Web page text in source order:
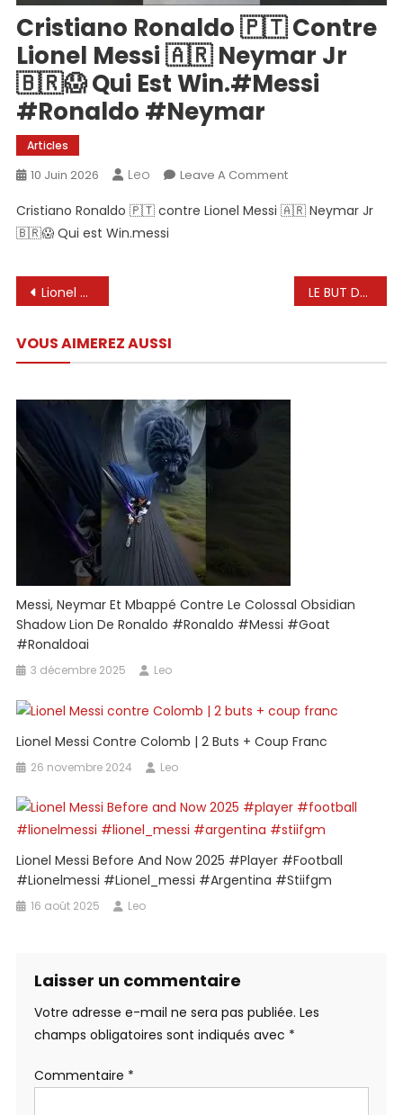
Cristiano Ronaldo 🇵🇹 Contre
Lionel Messi 🇦🇷 Neymar Jr
🇧🇷😱 Qui Est Win.#messi
#ronaldo #neymar
Articles
10 Juin 2026 Leo Leave A CommentOn
Ronaldo
Lionel
Messi
Jr
😱
Cristiano Ronaldo 🇵🇹 contre Lionel Messi 🇦🇷 Neymar Jr
🇧🇷😱 Qui est Win.messi
Navigation
l’article
Lionel Messi Álbum Mundial 2026 Panini #fifaworldcup #album #lionelmessi #short #messi #panini LE BUT DE LEO LORS DU DERNIER AMICAL AVANT LA COUPE DU MONDE
VOUS AIMEREZ AUSSI
Messi, Neymar Et Mbappé Contre Le Colossal Obsidian
Shadow Lion De Ronaldo #ronaldo #messi #goat
#ronaldoai
3 décembre 2025 Leo
Lionel Messi Contre Colomb | 2 Buts + Coup Franc
26 novembre 2024 Leo
Lionel Messi Before And Now 2025 #player #football
#lionelmessi #lionel_messi #argentina #stiifgm
16 août 2025 Leo
Laisser un commentaire
Votre adresse e-mail ne sera pas publiée. Les
champs obligatoires sont indiqués avec *
Commentaire *